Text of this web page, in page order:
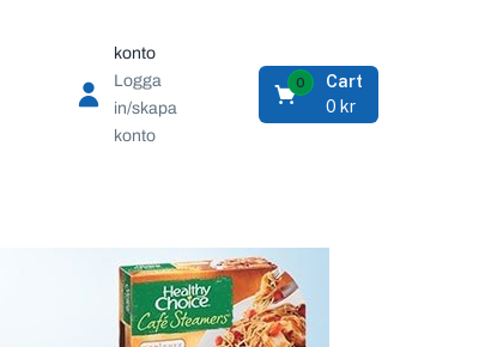
konto
Logga
in/skapa
konto
Cart
0
0kr